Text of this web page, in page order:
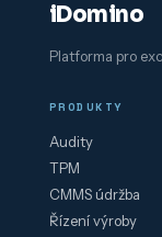
iDomino
Platforma pro
PRODUKTY
Audity
TPM
CMMS údržba
Řízení výroby